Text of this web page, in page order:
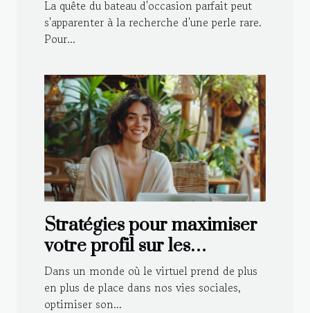
La quête du bateau d'occasion parfait peut
s'apparenter à la recherche d'une perle rare.
Pour...
Stratégies pour maximiser
votre profil sur les
plateformes de rencontre
Dans un monde où le virtuel prend de plus
en plus de place dans nos vies sociales,
optimiser son...